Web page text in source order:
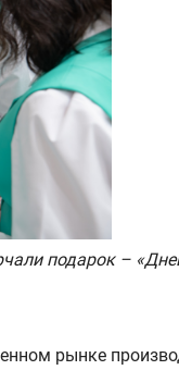
подарок –
рынке